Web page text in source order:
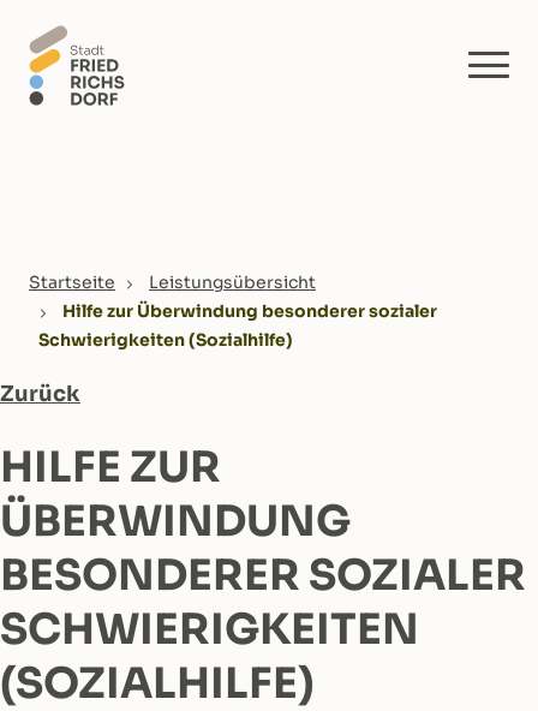
You are here:
Startseite
Leistungsübersicht
Hilfe zur Überwindung besonderer sozialer
Schwierigkeiten (Sozialhilfe)
Zurück
HILFE ZUR
ÜBERWINDUNG
BESONDERER SOZIALER
SCHWIERIGKEITEN
(SOZIALHILFE)